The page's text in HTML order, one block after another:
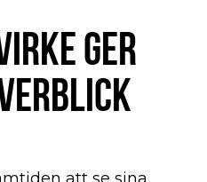
GER
att se sina